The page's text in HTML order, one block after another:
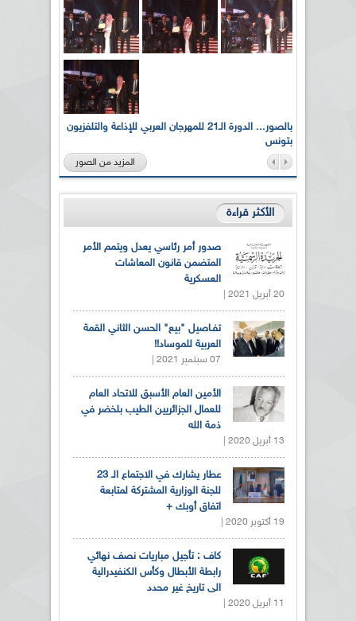
بالصور... الدورة الـ21 للمهرجان العربي للإذاعة والتلفزيون
بتونس
المزيد من الصور
الأكثر قراءة
صدور أمر رئاسي يعدل ويتمم الأمر
المتضمن قانون المعاشات
العسكرية
20 أبريل 2021 |
تفـاصيل "بيع" الحسن الثاني القمة
العربية للموساد!!
07 سبتمبر 2021 |
الأمين العام الأسبق للاتحاد العام
للعمال الجزائريين الطيب بلخضر في
ذمة الله
13 أبريل 2020 |
عطار يشارك في الاجتماع الـ 23
للجنة الوزارية المشتركة لمتابعة
اتفاق أوبك +
19 أكتوبر 2020 |
كاف : تأجيل مباريات نصف نهائي
رابطة الأبطال وكأس الكنفيدرالية
الى تاريخ غير محدد
11 أبريل 2020 |